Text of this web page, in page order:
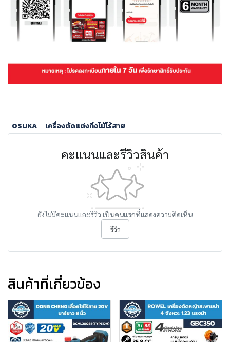
OSUKA เครื่องตัดแต่งกิ่งไม้ไร้สาย
คะแนนและรีวิวสินค้า
ยังไม่มีคะแนนและรีวิว เป็นคนแรกที่แสดงความคิดเห็น
รีวิว
สินค้าที่เกี่ยวข้อง